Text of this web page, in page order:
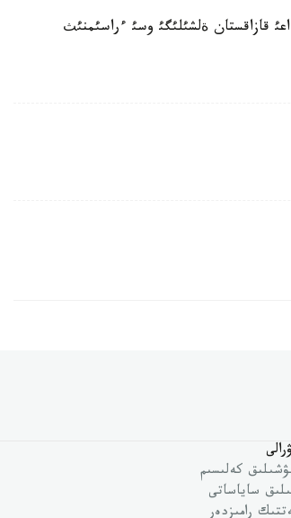
قازاقستان ةلشئلئگئ وسئ ءراسئمنئث
كەلىسىم
ساياساتى
رامىزدەر